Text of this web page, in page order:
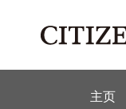
主页